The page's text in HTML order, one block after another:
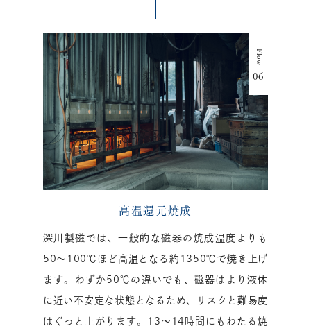
高温還元焼成
深川製磁では、一般的な磁器の焼成温度よりも
50〜100℃ほど高温となる約1350℃で焼き上げ
ます。わずか50℃の違いでも、磁器はより液体
に近い不安定な状態となるため、リスクと難易度
はぐっと上がります。13〜14時間にもわたる焼